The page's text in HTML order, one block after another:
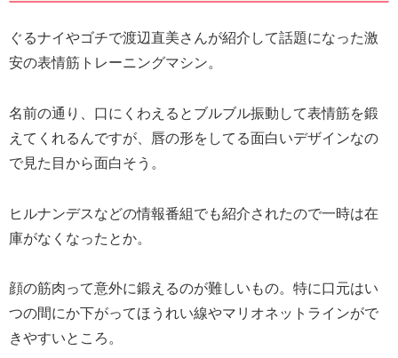
ぐるナイやゴチで渡辺直美さんが紹介して話題になった激
安の表情筋トレーニングマシン。
名前の通り、口にくわえるとブルブル振動して表情筋を鍛
えてくれるんですが、唇の形をしてる面白いデザインなの
で見た目から面白そう。
ヒルナンデスなどの情報番組でも紹介されたので一時は在
庫がなくなったとか。
顔の筋肉って意外に鍛えるのが難しいもの。特に口元はい
つの間にか下がってほうれい線やマリオネットラインがで
きやすいところ。